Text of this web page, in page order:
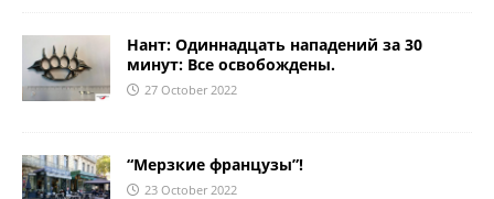
Нант: Одиннадцать нападений за 30
минут: Все освобождены.
27 October 2022
“Мерзкие французы”!
23 October 2022